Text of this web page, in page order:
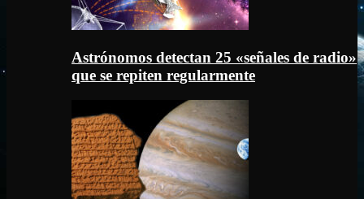
Astrónomos detectan 25 «señales de radio»
que se repiten regularmente